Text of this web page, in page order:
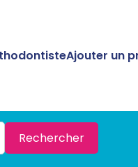
Ajouter un
Rechercher